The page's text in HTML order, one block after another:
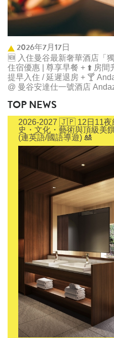
2026年7月17日
🆕 入住曼谷最新奢華酒店「
住宿優惠 | 尊享早餐 + ⬆️ 房
提早入住 / 延遲退房 + 🍸
@ 曼谷安達仕一號酒店
TOP NEWS
2026-2027 🇯🇵 12日11夜
史・文化・藝術與頂級美
(連英語/國語導遊) 🎎